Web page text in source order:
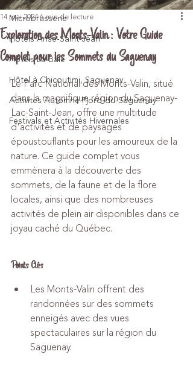
Microbrasserie
Hôtels Anse-Saint-Jean
Hôtels La Baie
Hôtel à Chicoutimi, Saguenay
Activités Automne Fjord-du-Saguenay
Festivals et Activités Hivernales
Exploration des Monts-Valin : Votre Guide
Complet pour les Sommets du Saguenay
14 mai 20246 min de lecture
Le Parc National des Monts-Valin, situé
dans la magnifique région du Saguenay-
Lac-Saint-Jean, offre une multitude
d'activités et de paysages
époustouflants pour les amoureux de la
nature. Ce guide complet vous
emmènera à la découverte des
sommets, de la faune et de la flore
locales, ainsi que des nombreuses
activités de plein air disponibles dans ce
joyau caché du Québec.
Points Clés
Les Monts-Valin offrent des
randonnées sur des sommets
enneigés avec des vues
spectaculaires sur la région du
Saguenay.